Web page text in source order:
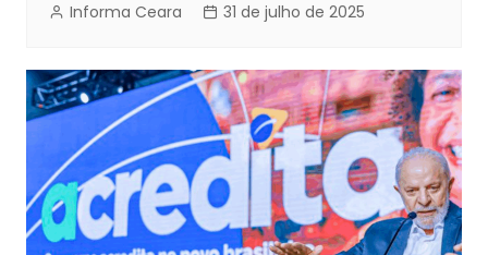
Informa Ceara 31 de julho de 2025